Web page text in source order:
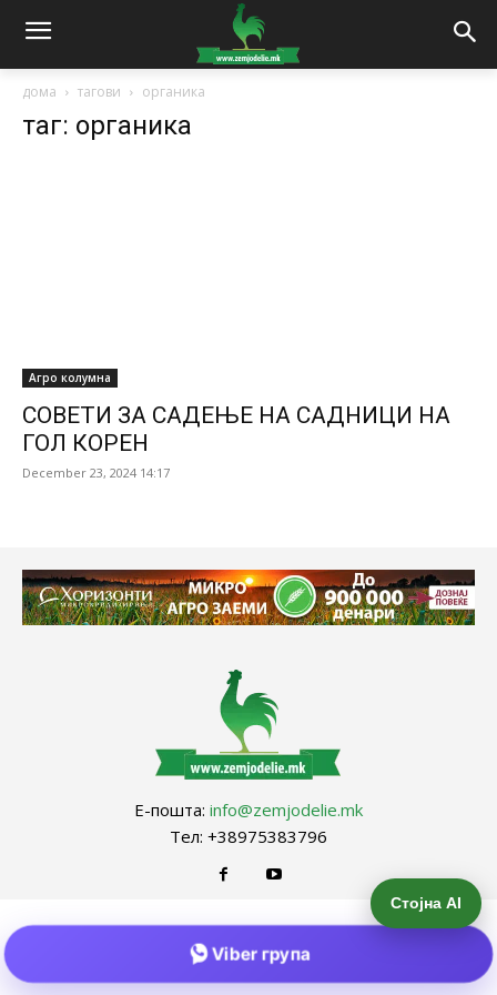
дома тагови органика
таг: органика
Агро колумна
СОВЕТИ ЗА САДЕЊЕ НА САДНИЦИ НА
ГОЛ КОРЕН
December 23, 2024 14:17
Е-пошта: info@zemjodelie.mk
Тел: +38975383796
Стојна AI
Viber група